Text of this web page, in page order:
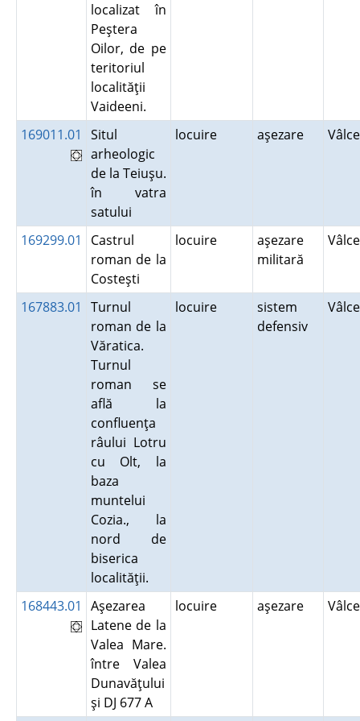
localizat în
Peştera
Oilor, de pe
teritoriul
localităţii
Vaideeni.
169011.01
Situl
arheologic
de la Teiuşu.
în vatra
satului
locuire aşezare
169299.01
Castrul
roman de la
Costeşti
locuire
aşezare
militară
167883.01
Turnul
roman de la
Văratica.
Turnul
roman se
află la
confluenţa
râului Lotru
cu Olt, la
baza
muntelui
Cozia., la
nord de
biserica
localităţii.
locuire
sistem
defensiv
168443.01
Aşezarea
Latene de la
Valea Mare.
între Valea
Dunavăţului
şi DJ 677 A
locuire aşezare